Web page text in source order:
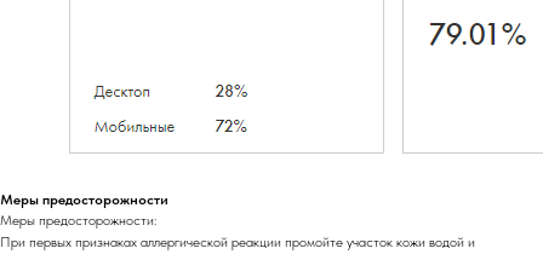
Меры предосторожности
Меры предосторожности:
При первых признаках аллергической реакции промойте участок кожи водой и